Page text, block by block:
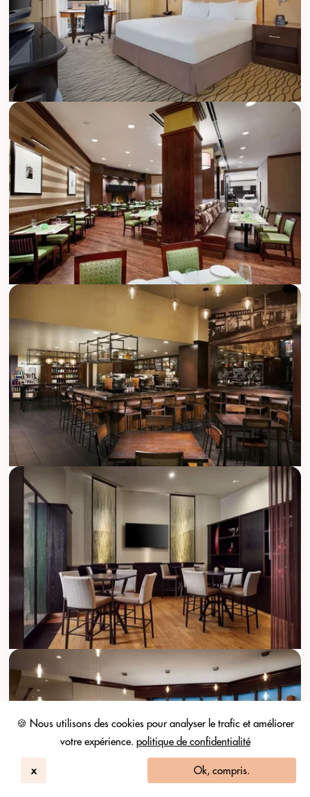
🍪 Nous utilisons des cookies pour analyser le trafic et améliorer
votre expérience. politique de confidentialité
x Ok, compris.